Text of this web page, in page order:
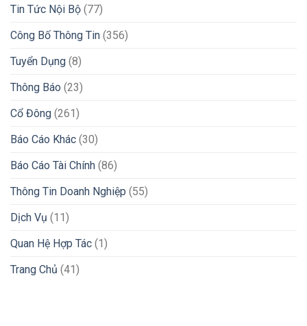
Tin Tức Nội Bộ (77)
Công Bố Thông Tin (356)
Tuyển Dụng (8)
Thông Báo (23)
Cổ Đông (261)
Báo Cáo Khác (30)
Báo Cáo Tài Chính (86)
Thông Tin Doanh Nghiệp (55)
Dịch Vụ (11)
Quan Hệ Hợp Tác (1)
Trang Chủ (41)